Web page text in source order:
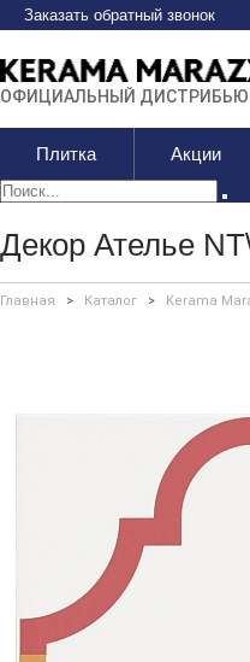
Заказать обратный звонок
ОФИЦИАЛЬНЫЙ
Плитка Акции
Декор Ателье
Главная > Каталог > Kerama